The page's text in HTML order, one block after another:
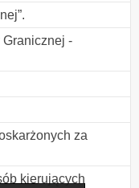
-
za
kierujących